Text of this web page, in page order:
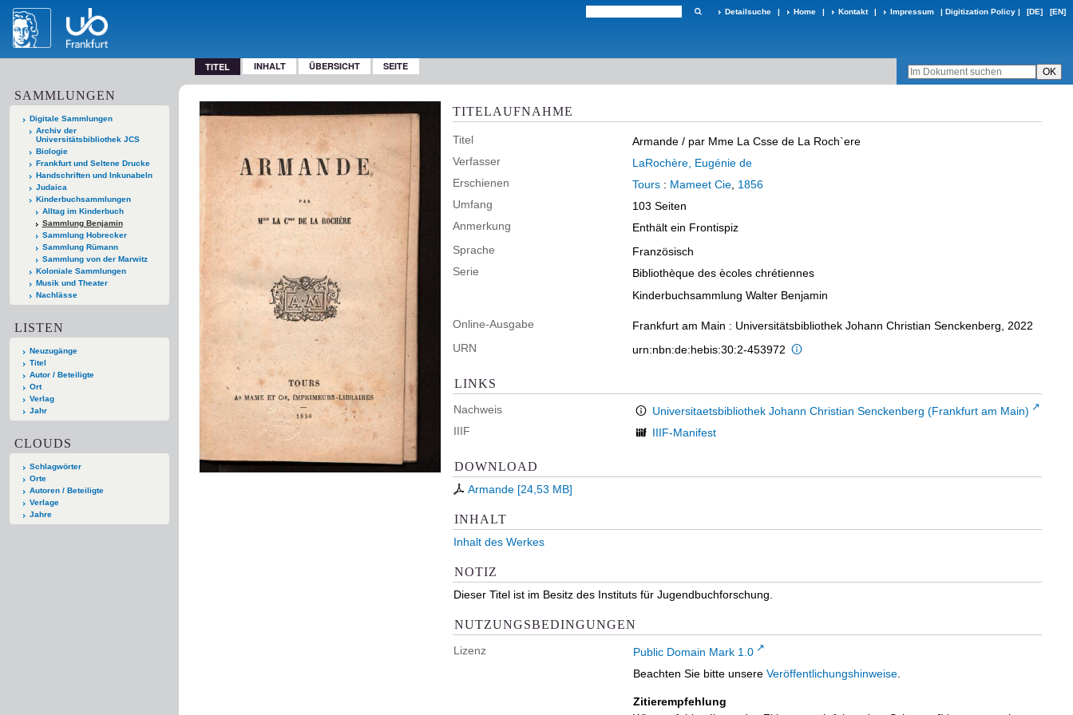
Detailsuche | Home | Kontakt | Impressum | Digitization Policy | [DE] [EN]
TITEL INHALT ÜBERSICHT SEITE
SAMMLUNGEN
Digitale Sammlungen
Archiv der
Universitätsbibliothek JCS
Biologie
Frankfurt und Seltene Drucke
Handschriften und Inkunabeln
Judaica
Kinderbuchsammlungen
Alltag im Kinderbuch
Sammlung Benjamin
Sammlung Hobrecker
Sammlung Rümann
Sammlung von der Marwitz
Koloniale Sammlungen
Musik und Theater
Nachlässe
LISTEN
Neuzugänge
Titel
Autor / Beteiligte
Ort
Verlag
Jahr
CLOUDS
Schlagwörter
Orte
Autoren / Beteiligte
Verlage
Jahre
TITELAUFNAHME
Titel Armande / par Mme La Csse de La Roch`ere
Verfasser
LaRochère, Eugénie de
Erschienen
Tours : Mameet Cie 1856
Umfang
103 Seiten
Anmerkung
Enthält ein Frontispiz
Sprache
Französisch
Serie
Bibliothèque des ècoles chrétiennes
Kinderbuchsammlung Walter Benjamin
Online-Ausgabe
Frankfurt am Main : Universitätsbibliothek Johann Christian Senckenberg, 2022
URN
urn:nbn:de:hebis:30:2-453972
LINKS
Nachweis
Universitaetsbibliothek Johann Christian Senckenberg (Frankfurt am Main)
IIIF
IIIF-Manifest
DOWNLOAD
Armande [24,53 MB]
INHALT
Inhalt des Werkes
NOTIZ
Dieser Titel ist im Besitz des Instituts für Jugendbuchforschung.
NUTZUNGSBEDINGUNGEN
Lizenz Public Domain Mark 1.0
Beachten Sie bitte unsere Veröffentlichungshinweise
Zitierempfehlung